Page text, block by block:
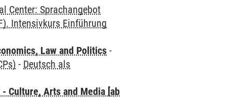
Center: Sprachangebot
Intensivkurs Einführung
Law and Politics -
- Deutsch als
Culture, Arts and Media [ab